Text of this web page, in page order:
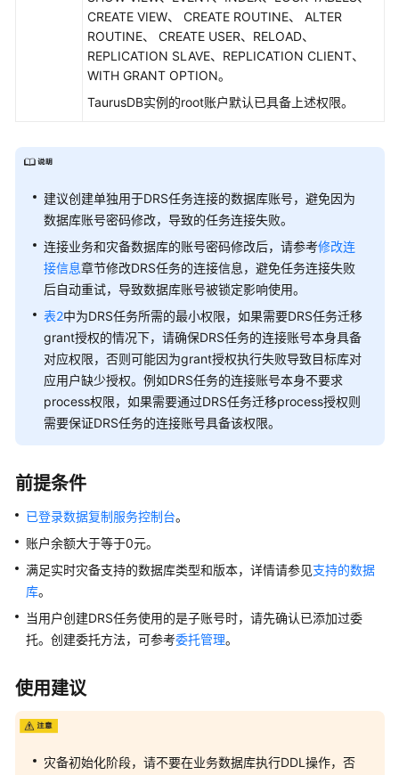
灾
方
案
概
览
灾
备
场
景
MySQL
到
MySQL
单
灾
MySQL
到
主
灾
单
CREATE VIEW、 CREATE ROUTINE、 ALTER
ROUTINE、 CREATE USER、RELOAD、
REPLICATION SLAVE、REPLICATION CLIENT、
WITH GRANT OPTION。
TaurusDB实例的root账户默认已具备上述权限。
建议创建单独用于DRS任务连接的数据库账号，避免因为
数据库账号密码修改，导致的任务连接失败。
连接业务和灾备数据库的账号密码修改后，请参考修改连
接信息章节修改DRS任务的连接信息，避免任务连接失败
后自动重试，导致数据库账号被锁定影响使用。
表2中为DRS任务所需的最小权限，如果需要DRS任务迁移
grant授权的情况下，请确保DRS任务的连接账号本身具备
对应权限，否则可能因为grant授权执行失败导致目标库对
应用户缺少授权。例如DRS任务的连接账号本身不要求
process权限，如果需要通过DRS任务迁移process授权则
需要保证DRS任务的连接账号具备该权限。
前提条件
已登录数据复制服务控制台。
账户余额大于等于0元。
满足实时灾备支持的数据库类型和版本，详情请参见支持的数据
库。
当用户创建DRS任务使用的是子账号时，请先确认已添加过委
托。创建委托方法，可参考委托管理。
使用建议
灾备初始化阶段，请不要在业务数据库执行DDL操作，否